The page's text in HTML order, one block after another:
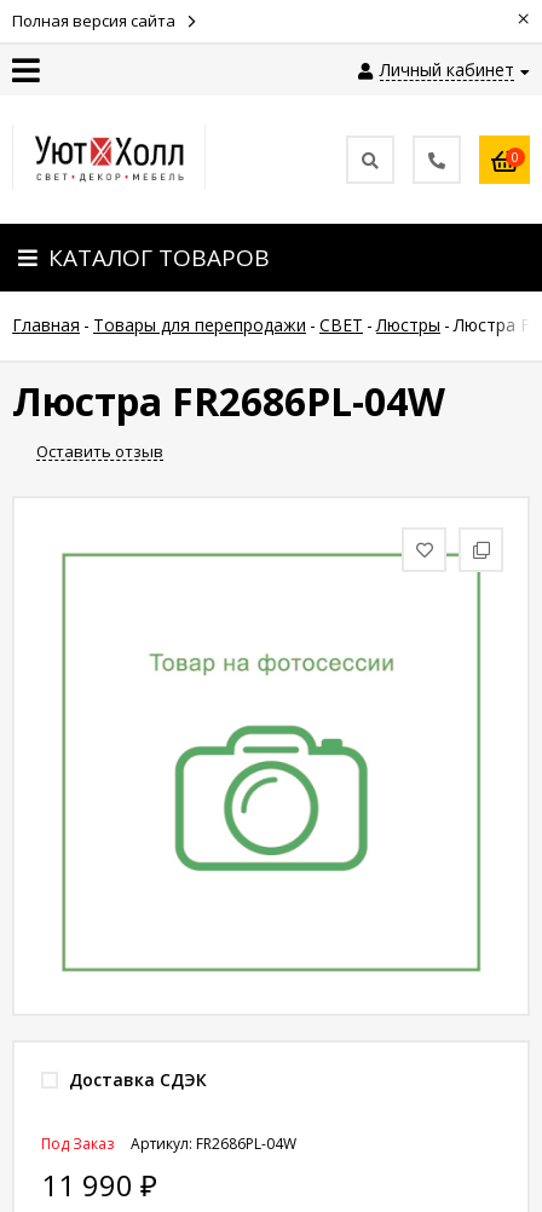
Полная версия сайта ×
Личный кабинет
Оплата
Доставка
Гарантия
возврат
Новости
статьи
0
КАТАЛОГ ТОВАРОВ
Главная - Товары для перепродажи - СВЕТ - Люстры - Люстра
Люстра FR2686PL-04W
Оставить отзыв
Доставка СДЭК
Артикул: FR2686PL-04W
Под Заказ
11 990 ₽